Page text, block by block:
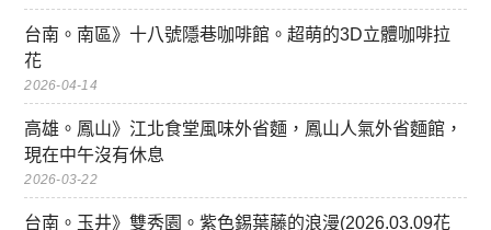
台南。南區》十八號隱巷咖啡館。超萌的3D立體咖啡拉
花
2026-04-14
高雄。鳳山》江北食堂風味外省麵，鳳山人氣外省麵館，
現在中午沒有休息
2026-03-22
台南。玉井》雙秀園。紫色錫葉藤的浪漫(2026.03.09花